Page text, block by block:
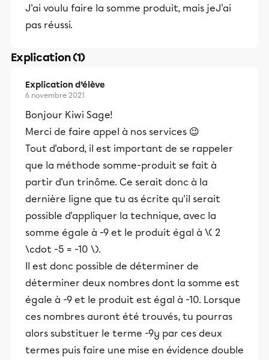
J'ai voulu faire la somme produit, mais jeJ'ai
pas réussi.
Explication (1)
Explication d’élève
6 novembre 2021
Bonjour Kiwi Sage!
Merci de faire appel à nos services 😉
Tout d'abord, il est important de se rappeler
que la méthode somme-produit se fait à
partir d'un trinôme. Ce serait donc à la
dernière ligne que tu as écrite qu'il serait
possible d'appliquer la technique, avec la
somme égale à -9 et le produit égal à \( 2
\cdot -5 = -10 \).
Il est donc possible de déterminer de
déterminer deux nombres dont la somme est
égale à -9 et le produit est égal à -10. Lorsque
ces nombres auront été trouvés, tu pourras
alors substituer le terme -9y par ces deux
termes puis faire une mise en évidence double